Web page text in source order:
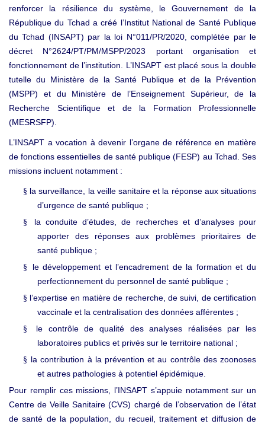
renforcer la résilience du système, le Gouvernement de la
République du Tchad a créé l’Institut National de Santé Publique
du Tchad (INSAPT) par la loi N°011/PR/2020, complétée par le
décret N°2624/PT/PM/MSPP/2023 portant organisation et
fonctionnement de l’institution. L’INSAPT est placé sous la double
tutelle du Ministère de la Santé Publique et de la Prévention
(MSPP) et du Ministère de l’Enseignement Supérieur, de la
Recherche Scientifique et de la Formation Professionnelle
(MESRSFP).
L’INSAPT a vocation à devenir l’organe de référence en matière
de fonctions essentielles de santé publique (FESP) au Tchad. Ses
missions incluent notamment :
§ la surveillance, la veille sanitaire et la réponse aux situations
d’urgence de santé publique ;
§
la conduite d’études, de recherches et d’analyses pour
apporter des réponses aux problèmes prioritaires de
santé publique ;
§
le développement et l’encadrement de la formation et du
perfectionnement du personnel de santé publique ;
§ l’expertise en matière de recherche, de suivi, de certification
vaccinale et la centralisation des données afférentes ;
§
le contrôle de qualité des analyses réalisées par les
laboratoires publics et privés sur le territoire national ;
§ la contribution à la prévention et au contrôle des zoonoses
et autres pathologies à potentiel épidémique.
Pour remplir ces missions, l’INSAPT s’appuie notamment sur un
Centre de Veille Sanitaire (CVS) chargé de l’observation de l’état
de santé de la population, du recueil, traitement et diffusion de